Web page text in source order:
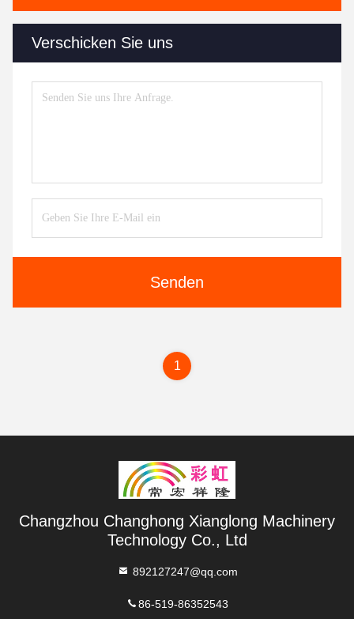
Verschicken Sie uns
Senden
1
Changzhou Changhong Xianglong Machinery
Technology Co., Ltd
892127247@qq.com
86-519-86352543